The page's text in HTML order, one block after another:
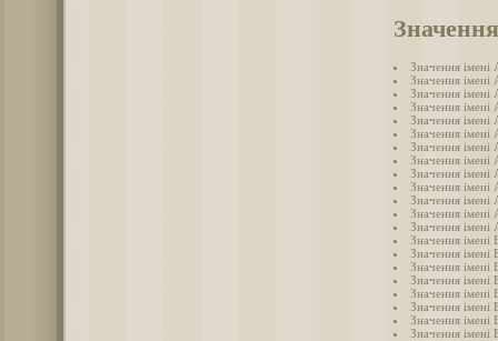
Значення імені
Значення імені
Значення імені
Значення імені
Значення імені
Значення імені
Значення імені
Значення імені
Значення імені
Значення імені
Значення імені
Значення імені
Значення імені
Значення імені
Значення імені
Значення імені
Значення імені
Значення імені
Значення імені
Значення імені
Значення імені